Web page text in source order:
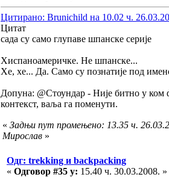
Цитирано: Brunichild на 10.02 ч.
Цитат
сада су само глупаве шпанске серије
Хиспаноамеричке. Не шпанске...
Хе, хе... Да. Само су познатије под
Допуна: @Стоундар - Није битно у ком
контекст, ваља га поменути.
« Задњи пут промењено: 13.35 ч.
Мирослав »
Одг: trekking и backpacking
« Одговор #35 у: 15.40 ч. 30.03.2008. »